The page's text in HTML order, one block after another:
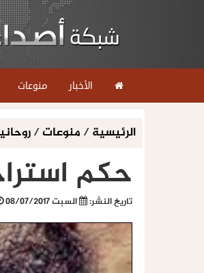
الأخبار منوعات
الرئيسية/ منوعات/
حكم
تاريخ النشر: السبت 08/07/2017